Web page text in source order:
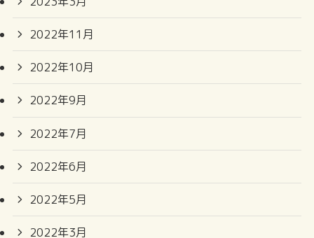
2022年11月
2022年10月
2022年9月
2022年7月
2022年6月
2022年5月
2022年3月